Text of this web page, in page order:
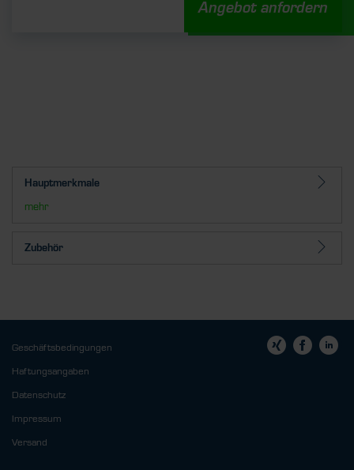
Angebot anfordern
Hauptmerkmale
mehr
Zubehör
Geschäftsbedingungen
Haftungsangaben
Datenschutz
Impressum
Versand
UNSERE STELLENANGEBOTE